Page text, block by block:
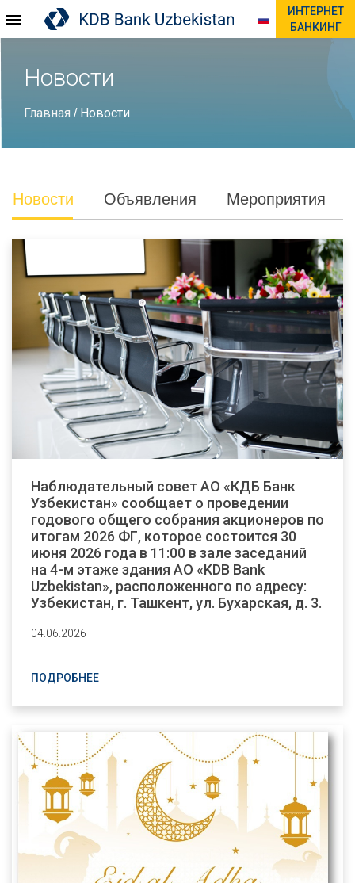
ИНТЕРНЕТ
БАНКИНГ
Новости
Главная / Новости
Новости Объявления Мероприятия
Наблюдательный совет АО «КДБ Банк
Узбекистан» сообщает о проведении
годового общего собрания акционеров по
итогам 2026 ФГ, которое состоится 30
июня 2026 года в 11:00 в зале заседаний
на 4-м этаже здания АО «KDB Bank
Uzbekistan», расположенного по адресу:
Узбекистан, г. Ташкент, ул. Бухарская, д. 3.
04.06.2026
ПОДРОБНЕЕ